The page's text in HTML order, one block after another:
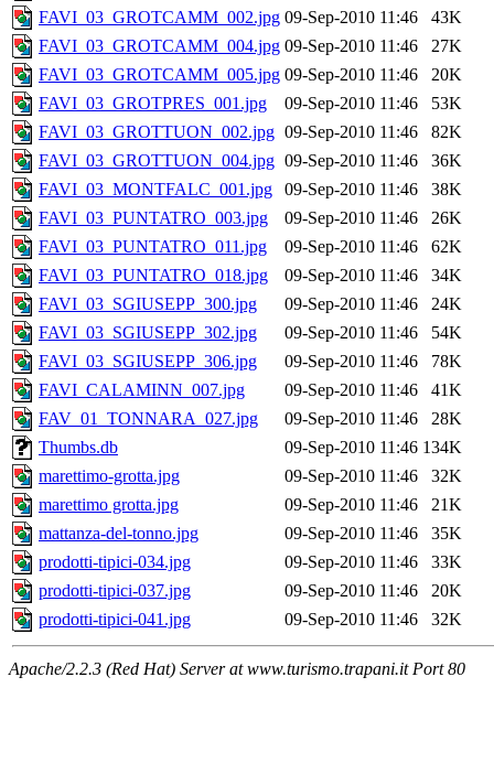
FAVI_03_GROTCAMM_002.jpg 09-Sep-2010 11:46
43K
FAVI_03_GROTCAMM_004.jpg 09-Sep-2010 11:46
27K
FAVI_03_GROTCAMM_005.jpg 09-Sep-2010 11:46
20K
FAVI_03_GROTPRES_001.jpg
09-Sep-2010 11:46
53K
FAVI_03_GROTTUON_002.jpg 09-Sep-2010 11:46
82K
FAVI_03_GROTTUON_004.jpg 09-Sep-2010 11:46
36K
FAVI_03_MONTFALC_001.jpg
09-Sep-2010 11:46
38K
FAVI_03_PUNTATRO_003.jpg
09-Sep-2010 11:46
26K
FAVI_03_PUNTATRO_011.jpg
09-Sep-2010 11:46
62K
FAVI_03_PUNTATRO_018.jpg
09-Sep-2010 11:46
34K
FAVI_03_SGIUSEPP_300.jpg
09-Sep-2010 11:46
24K
FAVI_03_SGIUSEPP_302.jpg
09-Sep-2010 11:46
54K
FAVI_03_SGIUSEPP_306.jpg
09-Sep-2010 11:46
78K
FAVI_CALAMINN_007.jpg
09-Sep-2010 11:46
41K
FAV_01_TONNARA_027.jpg
09-Sep-2010 11:46
28K
Thumbs.db
09-Sep-2010 11:46 134K
marettimo-grotta.jpg
09-Sep-2010 11:46
32K
marettimo grotta.jpg
09-Sep-2010 11:46
21K
mattanza-del-tonno.jpg
09-Sep-2010 11:46
35K
prodotti-tipici-034.jpg
09-Sep-2010 11:46
33K
prodotti-tipici-037.jpg
09-Sep-2010 11:46
20K
prodotti-tipici-041.jpg
09-Sep-2010 11:46 32K
Apache/2.2.3 (Red Hat) Server at www.turismo.trapani.it Port 80